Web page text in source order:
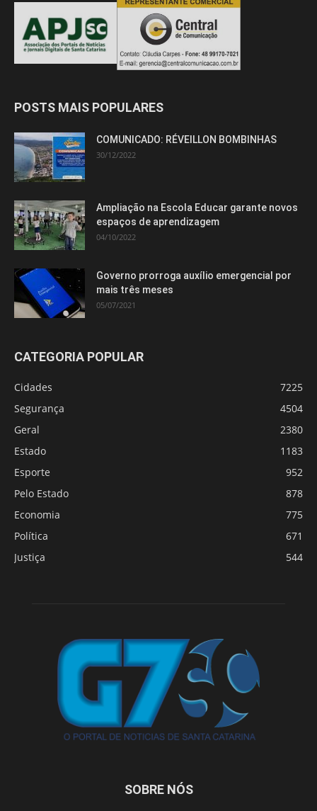
POSTS MAIS POPULARES
COMUNICADO: RÉVEILLON BOMBINHAS
30/12/2022
Ampliação na Escola Educar garante novos
espaços de aprendizagem
04/10/2022
Governo prorroga auxílio emergencial por
mais três meses
05/07/2021
CATEGORIA POPULAR
Cidades
7225
Segurança
4504
Geral
2380
Estado
1183
Esporte
952
Pelo Estado
878
Economia
775
Política
671
Justiça
544
SOBRE NÓS